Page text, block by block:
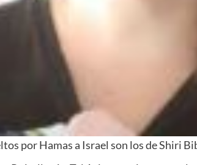
por Hamas a Israel son los de Shiri